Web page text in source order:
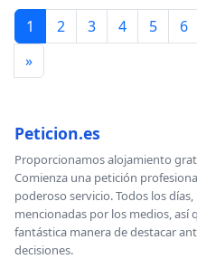
1 2 3 4 5 6
»
Peticion.es
Proporcionamos alojamiento
Comienza una petición
poderoso servicio. Todos los
mencionadas por los medios, así
fantástica manera de destacar
decisiones.